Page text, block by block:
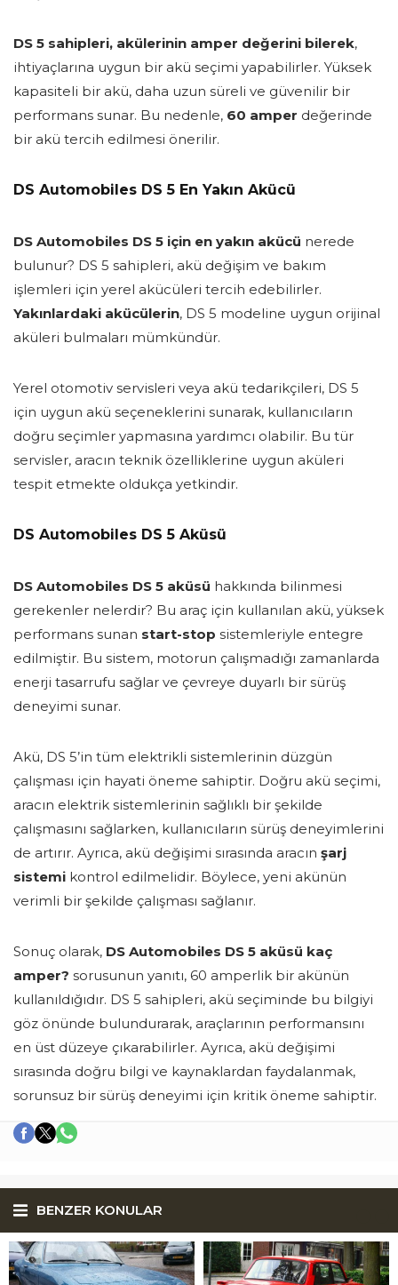
DS 5 sahipleri, akülerinin amper değerini bilerek,
ihtiyaçlarına uygun bir akü seçimi yapabilirler. Yüksek
kapasiteli bir akü, daha uzun süreli ve güvenilir bir
performans sunar. Bu nedenle, 60 amper değerinde
bir akü tercih edilmesi önerilir.
DS Automobiles DS 5 En Yakın Akücü
DS Automobiles DS 5 için en yakın akücü nerede
bulunur? DS 5 sahipleri, akü değişim ve bakım
işlemleri için yerel akücüleri tercih edebilirler.
Yakınlardaki akücülerin, DS 5 modeline uygun orijinal
aküleri bulmaları mümkündür.
Yerel otomotiv servisleri veya akü tedarikçileri, DS 5
için uygun akü seçeneklerini sunarak, kullanıcıların
doğru seçimler yapmasına yardımcı olabilir. Bu tür
servisler, aracın teknik özelliklerine uygun aküleri
tespit etmekte oldukça yetkindir.
DS Automobiles DS 5 Aküsü
DS Automobiles DS 5 aküsü hakkında bilinmesi
gerekenler nelerdir? Bu araç için kullanılan akü, yüksek
performans sunan start-stop sistemleriyle entegre
edilmiştir. Bu sistem, motorun çalışmadığı zamanlarda
enerji tasarrufu sağlar ve çevreye duyarlı bir sürüş
deneyimi sunar.
Akü, DS 5’in tüm elektrikli sistemlerinin düzgün
çalışması için hayati öneme sahiptir. Doğru akü seçimi,
aracın elektrik sistemlerinin sağlıklı bir şekilde
çalışmasını sağlarken, kullanıcıların sürüş deneyimlerini
de artırır. Ayrıca, akü değişimi sırasında aracın şarj
sistemi kontrol edilmelidir. Böylece, yeni akünün
verimli bir şekilde çalışması sağlanır.
Sonuç olarak, DS Automobiles DS 5 aküsü kaç
amper? sorusunun yanıtı, 60 amperlik bir akünün
kullanıldığıdır. DS 5 sahipleri, akü seçiminde bu bilgiyi
göz önünde bulundurarak, araçlarının performansını
en üst düzeye çıkarabilirler. Ayrıca, akü değişimi
sırasında doğru bilgi ve kaynaklardan faydalanmak,
sorunsuz bir sürüş deneyimi için kritik öneme sahiptir.
BENZER KONULAR